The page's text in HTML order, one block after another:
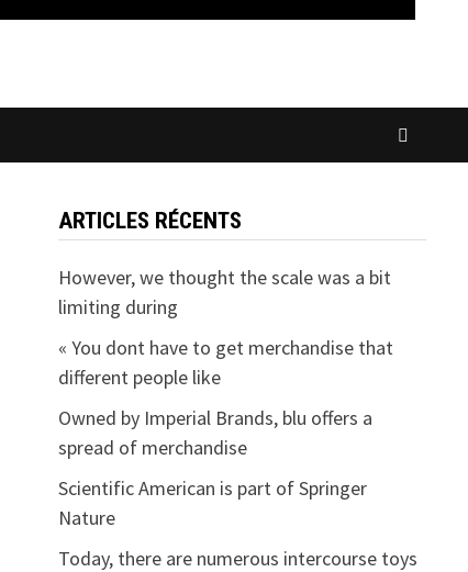
ARTICLES RÉCENTS
However, we thought the scale was a bit
limiting during
« You dont have to get merchandise that
different people like
Owned by Imperial Brands, blu offers a
spread of merchandise
Scientific American is part of Springer
Nature
Today, there are numerous intercourse toys